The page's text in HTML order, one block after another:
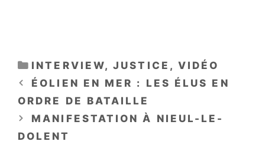
CATÉGORIES
INTERVIEW,JUSTICE ,VIDÉO
ÉOLIEN EN MER : LES ÉLUS EN
ORDRE DE BATAILLE
MANIFESTATION À NIEUL-LE-
DOLENT